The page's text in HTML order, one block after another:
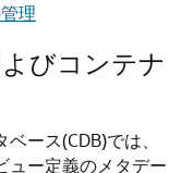
理
びコンテナ
ース(CDB)では、
ュー定義のメタデー